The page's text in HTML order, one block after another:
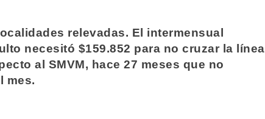
relevadas. El intermensual
necesitó $159.852 para no cruzar la línea
al SMVM, hace 27 meses que no
mes.